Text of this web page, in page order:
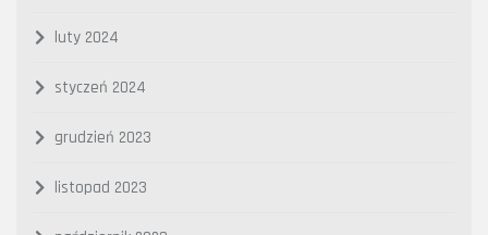
luty 2024
styczeń 2024
grudzień 2023
listopad 2023